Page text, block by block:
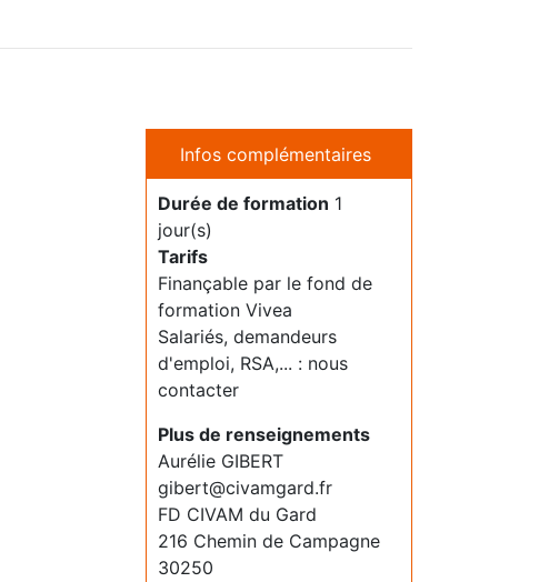
Infos complémentaires
Durée de formation 1
jour(s)
Tarifs
Finançable par le fond de
formation Vivea
Salariés, demandeurs
d'emploi, RSA,... : nous
contacter
Plus de renseignements
Aurélie GIBERT
gibert@civamgard.fr
FD CIVAM du Gard
216 Chemin de Campagne
30250